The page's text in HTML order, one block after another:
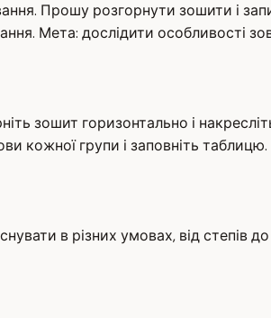
Прошу розгорнути зошити і
Мета: дослідити особливості
зошит горизонтально і
кожної групи і заповніть
в різних умовах, від степів